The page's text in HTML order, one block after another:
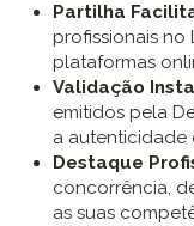
Partilha
profissionais no
plataformas
Validação
emitidos pela
a autenticidade
Destaque
concorrência,
as suas